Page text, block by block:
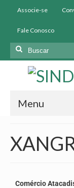
Associe-se
Fale Conosco
Menu
Institucional
Comércio